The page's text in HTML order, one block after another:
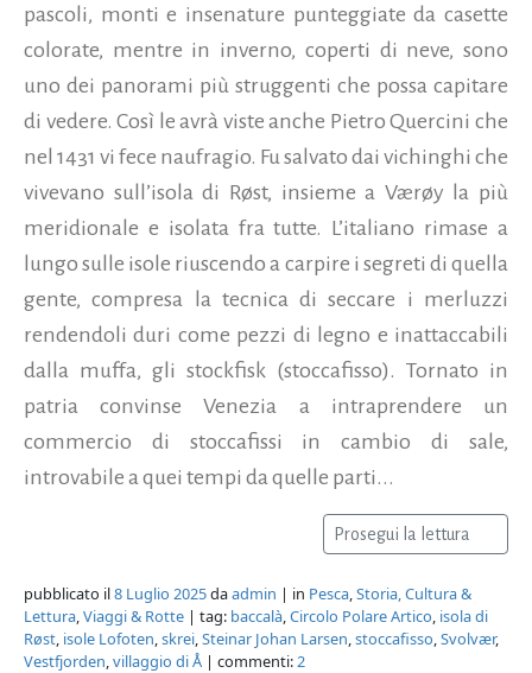
pascoli, monti e insenature punteggiate da casette
colorate, mentre in inverno, coperti di neve, sono
uno dei panorami più struggenti che possa capitare
di vedere. Così le avrà viste anche Pietro Quercini che
nel 1431 vi fece naufragio. Fu salvato dai vichinghi che
vivevano sull’isola di Røst, insieme a Værøy la più
meridionale e isolata fra tutte. L’italiano rimase a
lungo sulle isole riuscendo a carpire i segreti di quella
gente, compresa la tecnica di seccare i merluzzi
rendendoli duri come pezzi di legno e inattaccabili
dalla muffa, gli stockfisk (stoccafisso). Tornato in
patria convinse Venezia a intraprendere un
commercio di stoccafissi in cambio di sale,
introvabile a quei tempi da quelle parti...
Prosegui la lettura
pubblicato il8 Luglio 2025daadmin | in Pesca,Storia, Cultura &
Lettura,Viaggi & Rotte | tag: baccalà,Circolo Polare Artico, isola di
Røst, isole Lofoten,skrei,Steinar Johan Larsen,stoccafisso,Svolvær,
Vestfjorden,villaggio di Å | commenti:2